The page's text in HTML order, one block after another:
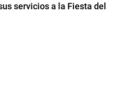
servicios a la Fiesta del